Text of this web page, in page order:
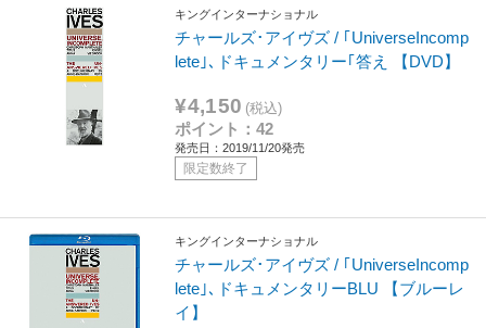
キングインターナショナル
チャールズ･アイヴズ / ｢UniverseIncomp
lete｣､ドキュメンタリー｢答え 【DVD】
¥4,150 (税込)
ポイント：42
発売日：2019/11/20発売
限定数終了
キングインターナショナル
チャールズ･アイヴズ / ｢UniverseIncomp
lete｣､ドキュメンタリーBLU 【ブルーレ
イ】